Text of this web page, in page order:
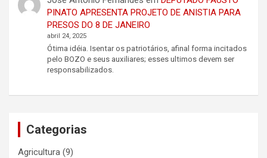
PINATO APRESENTA PROJETO DE ANISTIA PARA
PRESOS DO 8 DE JANEIRO
abril 24, 2025
Ótima idéia. Isentar os patriotários, afinal forma incitados
pelo BOZO e seus auxiliares; esses ultimos devem ser
responsabilizados.
Categorias
Agricultura (9)